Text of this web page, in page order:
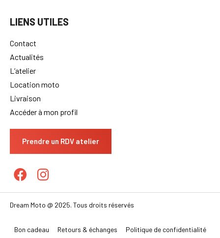
LIENS UTILES
Contact
Actualités
L’atelier
Location moto
Livraison
Accéder à mon profil
Prendre un RDV atelier
Dream Moto @ 2025. Tous droits réservés
Bon cadeau Retours & échanges Politique de confidentialité